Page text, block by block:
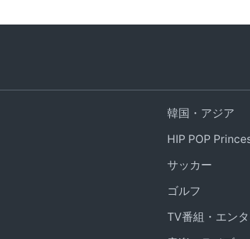
韓国・アジア
HIP POP
サッカー
ゴルフ
TV番組・エンタ